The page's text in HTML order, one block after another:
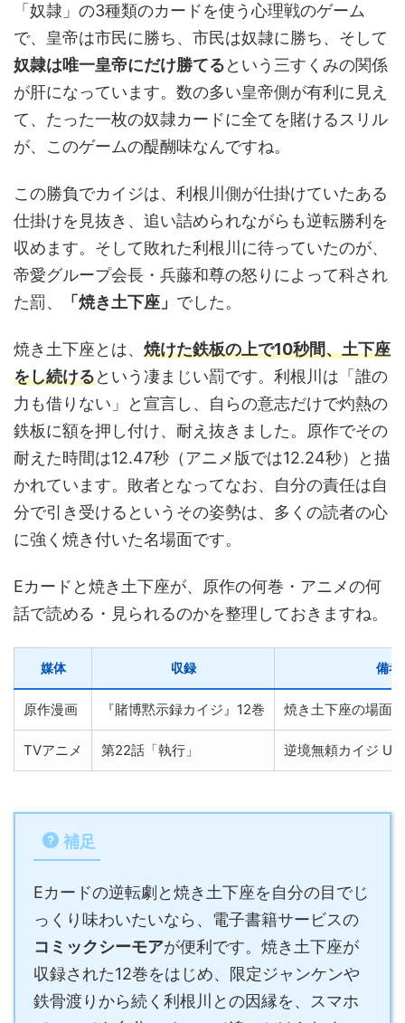
「奴隷」の3種類のカードを使う心理戦のゲーム
で、皇帝は市民に勝ち、市民は奴隷に勝ち、そして
奴隷は唯一皇帝にだけ勝てるという三すくみの関係
が肝になっています。数の多い皇帝側が有利に見え
て、たった一枚の奴隷カードに全てを賭けるスリル
が、このゲームの醍醐味なんですね。
この勝負でカイジは、利根川側が仕掛けていたある
仕掛けを見抜き、追い詰められながらも逆転勝利を
収めます。そして敗れた利根川に待っていたのが、
帝愛グループ会長・兵藤和尊の怒りによって科され
た罰、
「焼き土下座」 でした。
焼き土下座とは、 焼けた鉄板の上で10秒間、土下座
をし続けるという凄まじい罰です。利根川は「誰の
力も借りない」と宣言し、自らの意志だけで灼熱の
鉄板に額を押し付け、耐え抜きました。原作でその
耐えた時間は12.47秒（アニメ版では12.24秒）と描
かれています。敗者となってなお、自分の責任は自
分で引き受けるというその姿勢は、多くの読者の心
に強く焼き付いた名場面です。
Eカードと焼き土下座が、原作の何巻・アニメの何
話で読める・見られるのかを整理しておきますね。
媒体 収録 備考
原作漫画 『賭博黙示録カイジ』12巻 焼き土下座の場面
TVアニメ 第22話「執行」 逆境無頼カイジ
補足
Eカードの逆転劇と焼き土下座を自分の目でじ
っくり味わいたいなら、電子書籍サービスの
コミックシーモアが便利です。焼き土下座が
収録された12巻をはじめ、限定ジャンケンや
鉄骨渡りから続く利根川との因縁を、スマホ